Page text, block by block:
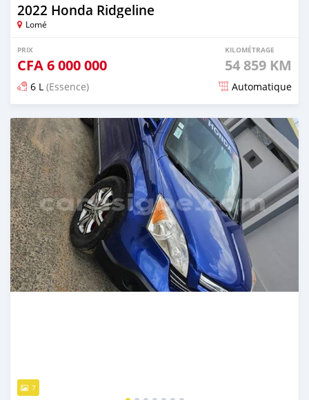
2022 Honda Ridgeline
Lomé
PRIX
CFA6 000 000
KILOMÉTRAGE
54 859 KM
6 L (Essence) Automatique
Publié il y a environ 2 mois
7